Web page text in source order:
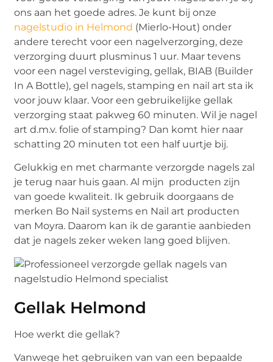
ons aan het goede adres. Je kunt bij onze
nagelstudio in Helmond (Mierlo-Hout) onder
andere terecht voor een nagelverzorging, deze
verzorging duurt plusminus 1 uur. Maar tevens
voor een nagel versteviging, gellak, BIAB (Builder
In A Bottle), gel nagels, stamping en nail art sta ik
voor jouw klaar. Voor een gebruikelijke gellak
verzorging staat pakweg 60 minuten. Wil je nagel
art d.m.v. folie of stamping? Dan komt hier naar
schatting 20 minuten tot een half uurtje bij.
Gelukkig en met charmante verzorgde nagels zal
je terug naar huis gaan. Al mijn producten zijn
van goede kwaliteit. Ik gebruik doorgaans de
merken Bo Nail systems en Nail art producten
van Moyra. Daarom kan ik de garantie aanbieden
dat je nagels zeker weken lang goed blijven.
Gellak Helmond
Hoe werkt die gellak?
Vanwege het gebruiken van van een bepaalde